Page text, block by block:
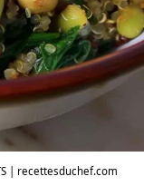
| recettesduchef.com